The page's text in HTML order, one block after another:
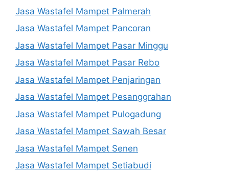
Jasa Wastafel Mampet Palmerah
Jasa Wastafel Mampet Pancoran
Jasa Wastafel Mampet Pasar Minggu
Jasa Wastafel Mampet Pasar Rebo
Jasa Wastafel Mampet Penjaringan
Jasa Wastafel Mampet Pesanggrahan
Jasa Wastafel Mampet Pulogadung
Jasa Wastafel Mampet Sawah Besar
Jasa Wastafel Mampet Senen
Jasa Wastafel Mampet Setiabudi